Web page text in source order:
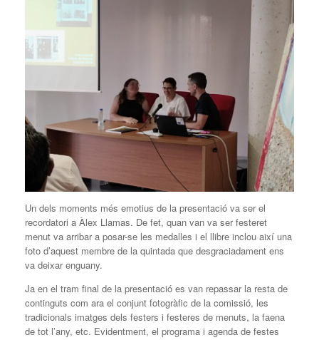
Un dels moments més emotius de la presentació va ser el
recordatori a Àlex Llamas. De fet, quan van va ser festeret
menut va arribar a posar-se les medalles i el llibre inclou així una
foto d’aquest membre de la quintada que desgraciadament ens
va deixar enguany.
Ja en el tram final de la presentació es van repassar la resta de
continguts com ara el conjunt fotogràfic de la comissió, les
tradicionals imatges dels festers i festeres de menuts, la faena
de tot l’any, etc. Evidentment, el programa i agenda de festes